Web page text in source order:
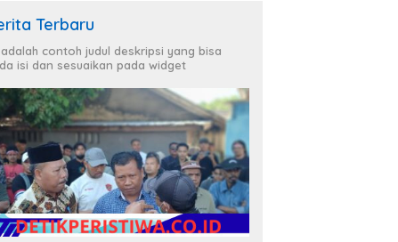
Terbaru
contoh judul deskripsi yang bisa
isi dan sesuaikan pada widget